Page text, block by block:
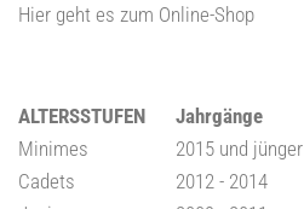
Hier geht es zum Online-Shop
ALTERSSTUFEN
Jahrgänge
Minimes
2015 und jünger
Cadets
2012 - 2014